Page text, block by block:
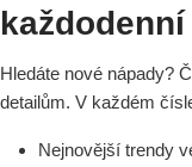
Hledáte nové nápady?
detailům. V každém
Nejnovější trendy